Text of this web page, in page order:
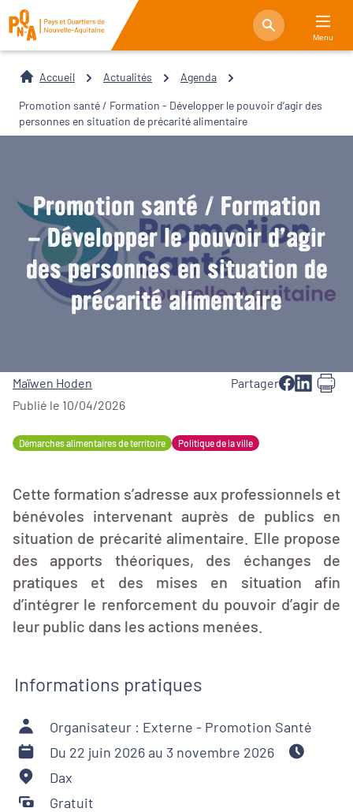
Menu
Accueil Actualités Agenda
Promotion santé / Formation - Développer le pouvoir d’agir des
personnes en situation de précarité alimentaire
Promotion santé / Formation
- Développer le pouvoir d’agir
des personnes en situation de
précarité alimentaire
Maïwen Hoden
Publié le 10/04/2026
Partager
Démarches alimentaires de territoire Politique de la ville
Cette formation s’adresse aux professionnels et
bénévoles intervenant auprès de publics en
situation de précarité alimentaire. Elle propose
des apports théoriques, des échanges de
pratiques et des mises en situation afin
d’intégrer le renforcement du pouvoir d’agir de
leur public dans les actions menées.
Informations pratiques
Organisateur : Externe - Promotion Santé
Du 22 juin 2026 au 3 novembre 2026
Dax
Gratuit